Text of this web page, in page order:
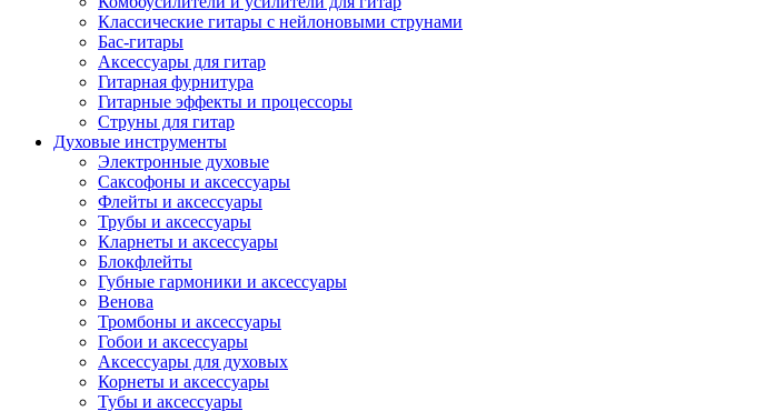
Классические гитары с нейлоновыми струнами
Бас-гитары
Аксессуары для гитар
Гитарная фурнитура
Гитарные эффекты и процессоры
Струны для гитар
Духовые инструменты
Электронные духовые
Саксофоны и аксессуары
Флейты и аксессуары
Трубы и аксессуары
Кларнеты и аксессуары
Блокфлейты
Губные гармоники и аксессуары
Венова
Тромбоны и аксессуары
Гобои и аксессуары
Аксессуары для духовых
Корнеты и аксессуары
Тубы и аксессуары